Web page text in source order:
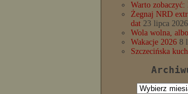
Warto
Żegnaj NRD
dat 23 lipca 2026
Wola wolna,
Wakacje 2026 8
Szczecińska
Archiwum